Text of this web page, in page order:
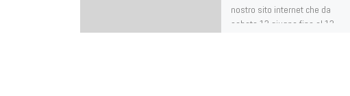
nostro sito internet che da
sabato 13 giugno fino al 13